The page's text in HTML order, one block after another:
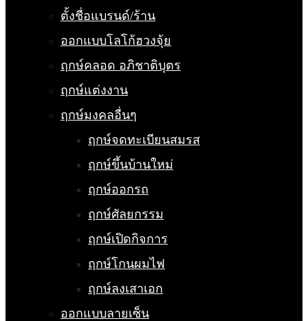
ตั้งชื่อแบรนด์/ร้าน
ออกแบบโลโก้ฮวงจุ้ย
ฤกษ์คลอด อภิชาติบุตร
ฤกษ์แต่งงาน
ฤกษ์มงคลอื่นๆ
ฤกษ์จดทะเบียนสมรส
ฤกษ์ขึ้นบ้านใหม่
ฤกษ์ออกรถ
ฤกษ์ศัลยกรรม
ฤกษ์เปิดกิจการ
ฤกษ์โกนผมไฟ
ฤกษ์ลงเสาเอก
ออกแบบลายเซ็น